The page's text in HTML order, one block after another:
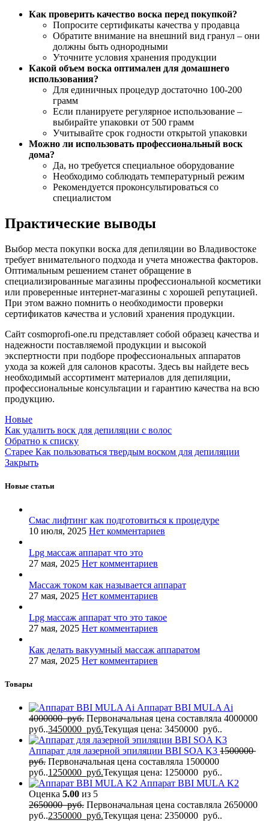
Как проверить качество воска перед покупкой?
Попросите сертификаты качества у продавца
Обратите внимание на внешний вид гранул – они
должны быть однородными
Уточните условия хранения продукции
Какой объем воска оптимален для домашнего
использования?
Для единичных процедур достаточно 100-200
грамм
Если планируете регулярное использование –
выбирайте упаковки от 500 грамм
Учитывайте срок годности открытой упаковки
Можно ли использовать профессиональный воск
дома?
Да, но требуется специальное оборудование
Необходимо соблюдать температурный режим
Рекомендуется проконсультироваться со
специалистом
Практические выводы
Выбор места покупки воска для депиляции во Владивостоке
требует внимательного подхода и учета множества факторов.
Оптимальным решением станет обращение в
специализированные магазины профессиональной косметики
или проверенные интернет-магазины с хорошей репутацией.
При этом важно помнить о необходимости проверки
сертификатов качества и условий хранения продукции.
Сайт cosmoprofi-one.ru представляет собой образец качества и
надежности поставляемой продукции и высокой
экспертности при подборе профессиональных аппаратов
ухода за кожей для салонов красоты. Здесь вы найдете весь
необходимый ассортимент материалов для депиляции,
профессиональные консультации и гарантию качества на всю
продукцию.
Новые
Как удалить воск для депиляции с волос
Обратно к списку
Старее Как пользоваться твердым воском для депиляции
Закрыть
Новые статьи
Смас лифтинг как подготовиться к процедуре
10 июля, 2025 Нет комментариев
Lpg массаж аппарат что это
27 мая, 2025 Нет комментариев
Массаж током как называется аппарат
27 мая, 2025 Нет комментариев
Lpg массаж аппарат что это такое
27 мая, 2025 Нет комментариев
Как делать вакуумный массаж аппаратом
27 мая, 2025 Нет комментариев
Товары
Аппарат BBI MULA Ai
4000000руб. Первоначальная цена составляла 4000000
руб..3450000 руб.Текущая цена: 3450000 руб..
Аппарат для лазерной эпиляции BBI SOA K3 1500000
руб. Первоначальная цена составляла 1500000
руб..1250000 руб.Текущая цена: 1250000 руб..
Аппарат BBI MULA K2
Оценка 5.00 из 5
2650000руб. Первоначальная цена составляла 2650000
руб..2350000 руб.Текущая цена: 2350000 руб..